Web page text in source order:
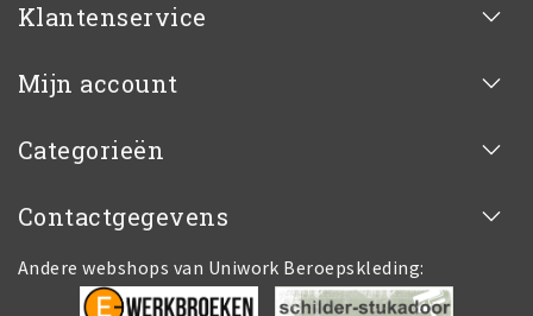
Klantenservice
Mijn account
Categorieën
Contactgegevens
Andere webshops van Uniwork Beroepskleding: